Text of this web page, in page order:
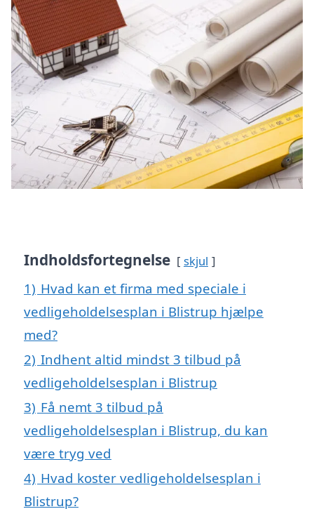
Indholdsfortegnelse skjul
1) Hvad kan et firma med speciale i
vedligeholdelsesplan i Blistrup hjælpe
med?
2) Indhent altid mindst 3 tilbud på
vedligeholdelsesplan i Blistrup
3) Få nemt 3 tilbud på
vedligeholdelsesplan i Blistrup, du kan
være tryg ved
4) Hvad koster vedligeholdelsesplan i
Blistrup?